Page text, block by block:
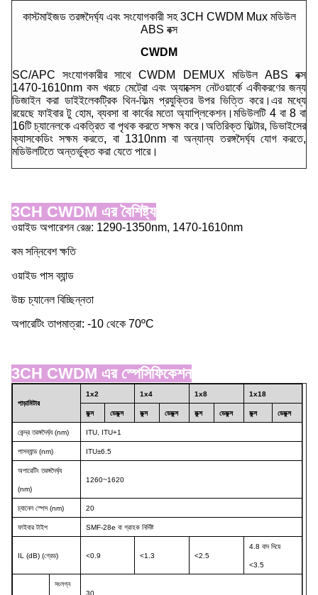
কাস্টমাইজড তরঙ্গদৈর্ঘ্য এবং সংযোগকারী সহ 3CH CWDM Mux মডিউল
ABS বক্স
CWDM
SC/APC সংযোগকারীর সাথে CWDM DEMUX মডিউল ABS বক্স
1470-1610nm কম খরচে মেট্রো এবং অ্যাক্সেস নেটওয়ার্কে একীকরণের জন্য
ডিজাইন করা ডাইইলেকট্রিক থিন-ফিল্ম প্রযুক্তির উপর ভিত্তি করে।এর মধ্যে
রয়েছে ফাইবার টু হোম, ব্যবসা বা কার্বের মতো অ্যাপ্লিকেশন।মডিউলটি 4 বা 8 বা
16টি চ্যানেলকে একত্রিত বা পৃথক করতে সক্ষম করে।অতিরিক্ত ফিল্টার, ডিভাইসের
ক্যাসকেডিং সক্ষম করতে, বা 1310nm বা অন্যান্য তরঙ্গদৈর্ঘ্য যোগ করতে,
মডিউলটিতে অন্তর্ভুক্ত করা যেতে পারে।
3CH CWDM এর বৈশিষ্ট্য
ওয়াইড অপারেশন রেঞ্জ: 1290-1350nm, 1470-1610nm
কম সন্নিবেশ ক্ষতি
ওয়াইড পাস ব্যান্ড
উচ্চ চ্যানেল বিচ্ছিন্নতা
অপারেটিং তাপমাত্রা: -10 থেকে 70ºC
3CH CWDM এর স্পেসিফিকেশন
পাড়ামিটার
1x2 1x4 1x8 1x18
মুক্স ডেমুক্স মুক্স ডেমুক্স মুক্স ডেমুক্স মুক্স ডেমুক্স
কেন্দ্র তরঙ্গদৈর্ঘ্য (nm) ITU, ITU+1
পাসব্যান্ড (nm) ITU±6.5
অপারেটিং তরঙ্গদৈর্ঘ্য
(nm)
1260~1620
চ্যানেল স্পেস (nm) 20
ফাইবার টাইপ SMF-28e বা গ্রাহক নির্দিষ্ট
IL (dB) (গ্রেড) <0.9 <1.3 <2.5
4.8 বাদ দিয়ে
<3.5
সংলগ্ন
30